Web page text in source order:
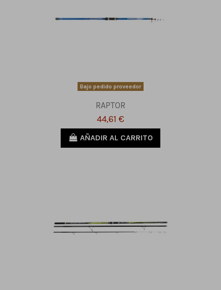
Bajo pedido proveedor
RAPTOR
44,61 €
AÑADIR AL CARRITO